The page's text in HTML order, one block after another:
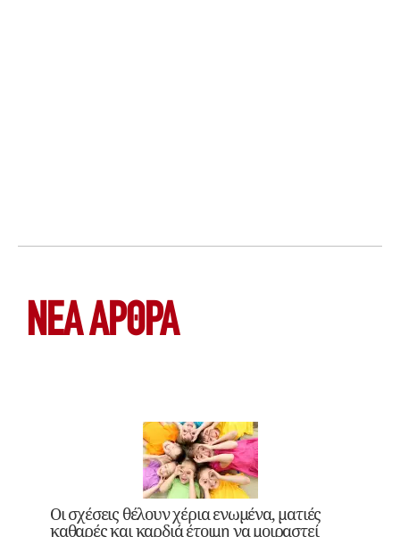
ΝΕΑ ΆΡΘΡΑ
Οι σχέσεις θέλουν χέρια ενωμένα, ματιές
καθαρές και καρδιά έτοιμη να μοιραστεί